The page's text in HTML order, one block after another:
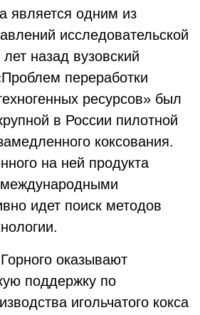
является одним из
исследовательской
назад вузовский
переработки
ресурсов» был
в России пилотной
коксования.
на ней продукта
идет поиск методов
оказывают
поддержку по
игольчатого кокса